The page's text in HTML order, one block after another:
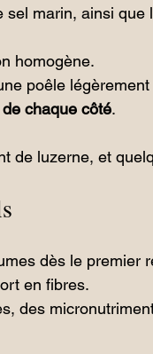
marin, ainsi que
homogène.
poêle légèrement
chaque côté.
de luzerne, et
dès le premier
en fibres.
des